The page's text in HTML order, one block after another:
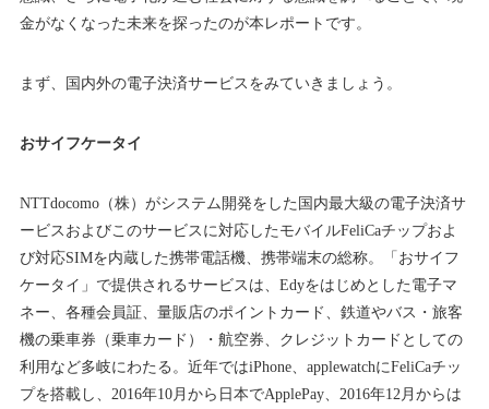
金がなくなった未来を探ったのが本レポートです。
まず、国内外の電子決済サービスをみていきましょう。
おサイフケータイ
NTTdocomo（株）がシステム開発をした国内最大級の電子決済サ
ービスおよびこのサービスに対応したモバイルFeliCaチップおよ
び対応SIMを内蔵した携帯電話機、携帯端末の総称。「おサイフ
ケータイ」で提供されるサービスは、Edyをはじめとした電子マ
ネー、各種会員証、量販店のポイントカード、鉄道やバス・旅客
機の乗車券（乗車カード）・航空券、クレジットカードとしての
利用など多岐にわたる。近年ではiPhone、applewatchにFeliCaチッ
プを搭載し、2016年10月から日本でApplePay、2016年12月からは